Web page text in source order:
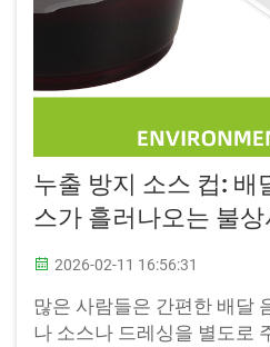
누출 방지 소스 컵: 배
스가 흘러나오는 불
2026-02-11 16:56:31
많은 사람들은 간편한 배달
나 소스나 드레싱을 별도로